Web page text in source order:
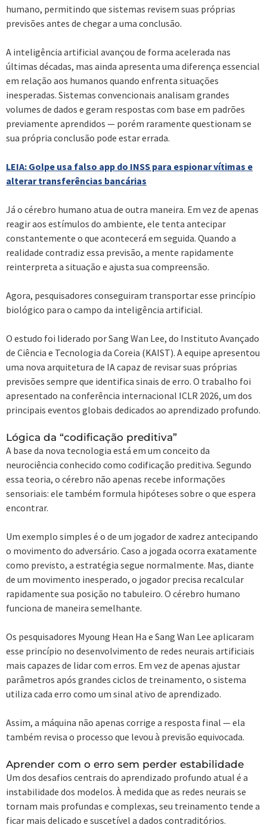
humano, permitindo que sistemas revisem suas próprias
previsões antes de chegar a uma conclusão.
A inteligência artificial avançou de forma acelerada nas
últimas décadas, mas ainda apresenta uma diferença essencial
em relação aos humanos quando enfrenta situações
inesperadas. Sistemas convencionais analisam grandes
volumes de dados e geram respostas com base em padrões
previamente aprendidos — porém raramente questionam se
sua própria conclusão pode estar errada.
LEIA: Golpe usa falso app do INSS para espionar vítimas e
alterar transferências bancárias
Já o cérebro humano atua de outra maneira. Em vez de apenas
reagir aos estímulos do ambiente, ele tenta antecipar
constantemente o que acontecerá em seguida. Quando a
realidade contradiz essa previsão, a mente rapidamente
reinterpreta a situação e ajusta sua compreensão.
Agora, pesquisadores conseguiram transportar esse princípio
biológico para o campo da inteligência artificial.
O estudo foi liderado por Sang Wan Lee, do Instituto Avançado
de Ciência e Tecnologia da Coreia (KAIST). A equipe apresentou
uma nova arquitetura de IA capaz de revisar suas próprias
previsões sempre que identifica sinais de erro. O trabalho foi
apresentado na conferência internacional ICLR 2026, um dos
principais eventos globais dedicados ao aprendizado profundo.
Lógica da “codificação preditiva”
A base da nova tecnologia está em um conceito da
neurociência conhecido como codificação preditiva. Segundo
essa teoria, o cérebro não apenas recebe informações
sensoriais: ele também formula hipóteses sobre o que espera
encontrar.
Um exemplo simples é o de um jogador de xadrez antecipando
o movimento do adversário. Caso a jogada ocorra exatamente
como previsto, a estratégia segue normalmente. Mas, diante
de um movimento inesperado, o jogador precisa recalcular
rapidamente sua posição no tabuleiro. O cérebro humano
funciona de maneira semelhante.
Os pesquisadores Myoung Hean Ha e Sang Wan Lee aplicaram
esse princípio no desenvolvimento de redes neurais artificiais
mais capazes de lidar com erros. Em vez de apenas ajustar
parâmetros após grandes ciclos de treinamento, o sistema
utiliza cada erro como um sinal ativo de aprendizado.
Assim, a máquina não apenas corrige a resposta final — ela
também revisa o processo que levou à previsão equivocada.
Aprender com o erro sem perder estabilidade
Um dos desafios centrais do aprendizado profundo atual é a
instabilidade dos modelos. À medida que as redes neurais se
tornam mais profundas e complexas, seu treinamento tende a
ficar mais delicado e suscetível a dados contraditórios.